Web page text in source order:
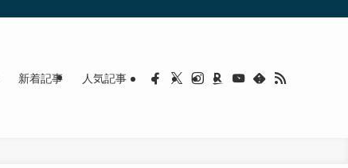
新着記事 人気記事